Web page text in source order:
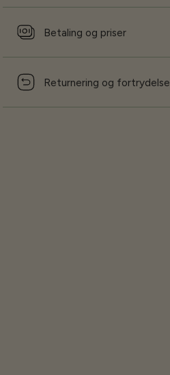
Betaling og priser
Returnering og fortrydelse